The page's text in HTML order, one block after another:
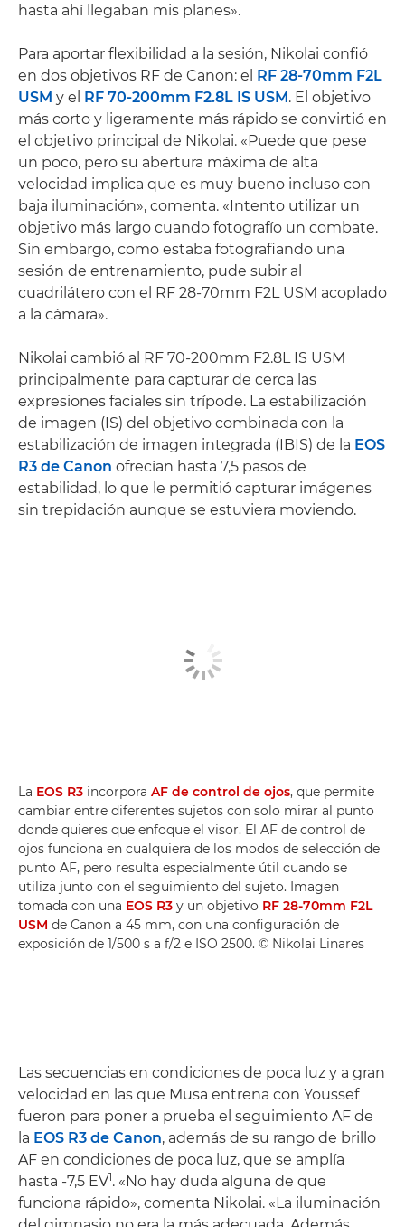
hasta ahí llegaban mis planes».
Para aportar flexibilidad a la sesión, Nikolai confió
en dos objetivos RF de Canon: el RF 28-70mm F2L
USM y el RF 70-200mm F2.8L IS USM. El objetivo
más corto y ligeramente más rápido se convirtió en
el objetivo principal de Nikolai. «Puede que pese
un poco, pero su abertura máxima de alta
velocidad implica que es muy bueno incluso con
baja iluminación», comenta. «Intento utilizar un
objetivo más largo cuando fotografío un combate.
Sin embargo, como estaba fotografiando una
sesión de entrenamiento, pude subir al
cuadrilátero con el RF 28-70mm F2L USM acoplado
a la cámara».
Nikolai cambió al RF 70-200mm F2.8L IS USM
principalmente para capturar de cerca las
expresiones faciales sin trípode. La estabilización
de imagen (IS) del objetivo combinada con la
estabilización de imagen integrada (IBIS) de la EOS
R3 de Canon ofrecían hasta 7,5 pasos de
estabilidad, lo que le permitió capturar imágenes
sin trepidación aunque se estuviera moviendo.
La EOS R3 incorpora AF de control de ojos, que permite
cambiar entre diferentes sujetos con solo mirar al punto
donde quieres que enfoque el visor. El AF de control de
ojos funciona en cualquiera de los modos de selección de
punto AF, pero resulta especialmente útil cuando se
utiliza junto con el seguimiento del sujeto. Imagen
tomada con una EOS R3 y un objetivo RF 28-70mm F2L
USM de Canon a 45 mm, con una configuración de
exposición de 1/500 s a f/2 e ISO 2500. © Nikolai Linares
Las secuencias en condiciones de poca luz y a gran
velocidad en las que Musa entrena con Youssef
fueron para poner a prueba el seguimiento AF de
la EOS R3 de Canon, además de su rango de brillo
AF en condiciones de poca luz, que se amplía
hasta -7,5 EV1. «No hay duda alguna de que
funciona rápido», comenta Nikolai. «La iluminación